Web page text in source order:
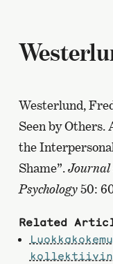
Westerlund,
Seen by Others.
the
Shame”.Journal
Psychology50:
Related